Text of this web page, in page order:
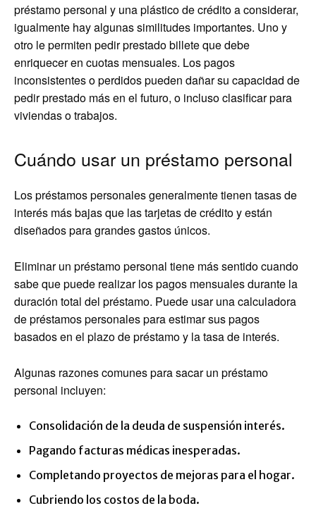
préstamo personal y una plástico de crédito a considerar,
igualmente hay algunas similitudes importantes. Uno y
otro le permiten pedir prestado billete que debe
enriquecer en cuotas mensuales. Los pagos
inconsistentes o perdidos pueden dañar su capacidad de
pedir prestado más en el futuro, o incluso clasificar para
viviendas o trabajos.
Cuándo usar un préstamo personal
Los préstamos personales generalmente tienen tasas de
interés más bajas que las tarjetas de crédito y están
diseñados para grandes gastos únicos.
Eliminar un préstamo personal tiene más sentido cuando
sabe que puede realizar los pagos mensuales durante la
duración total del préstamo. Puede usar una calculadora
de préstamos personales para estimar sus pagos
basados ​​en el plazo de préstamo y la tasa de interés.
Algunas razones comunes para sacar un préstamo
personal incluyen:
Consolidación de la deuda de suspensión interés.
Pagando facturas médicas inesperadas.
Completando proyectos de mejoras para el hogar.
Cubriendo los costos de la boda.